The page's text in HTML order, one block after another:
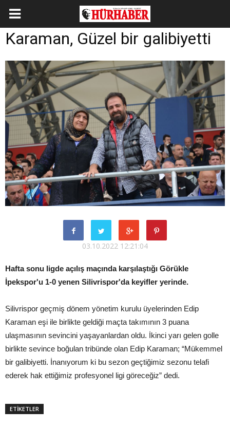
Karaman, Güzel bir galibiyetti
03.10.2022 12:21:04
Hafta sonu ligde açılış maçında karşılaştığı Görükle
İpekspor'u 1-0 yenen Silivrispor'da keyifler yerinde.
Silivrispor geçmiş dönem yönetim kurulu üyelerinden Edip
Karaman eşi ile birlikte geldiği maçta takımının 3 puana
ulaşmasının sevincini yaşayanlardan oldu. İkinci yarı gelen golle
birlikte sevince boğulan tribünde olan Edip Karaman; “Mükemmel
bir galibiyetti. İnanıyorum ki bu sezon geçtiğimiz sezonu telafi
ederek hak ettiğimiz profesyonel ligi göreceğiz” dedi.
ETİKETLER